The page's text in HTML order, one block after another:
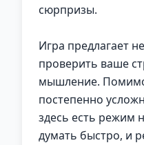
сюрпризы.
Игра предлагает
проверить ваше
мышление.
постепенно
здесь есть режим
думать быстро, и